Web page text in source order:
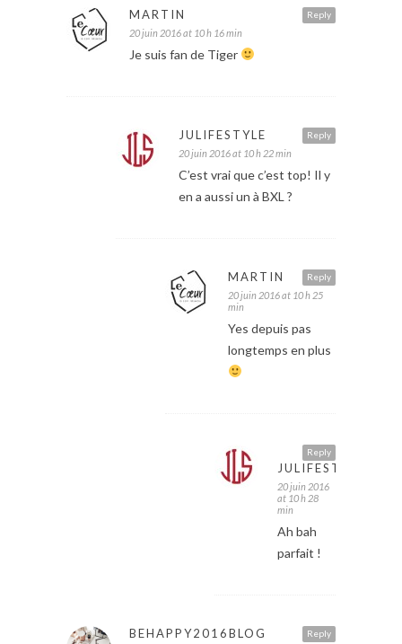
Reply
MARTIN
20 juin 2016 at 10 h 16 min
Je suis fan de Tiger
Reply
JULIFESTYLE
20 juin 2016 at 10 h 22 min
C’est vrai que c’est top! Il y
en a aussi un à BXL ?
Reply
MARTIN
20 juin 2016 at 10 h 25
min
Yes depuis pas
longtemps en plus
Reply
JULIFESTYLE
20 juin 2016
at 10 h 28
min
Ah bah
parfait !
Reply
BEHAPPY2016BLOG